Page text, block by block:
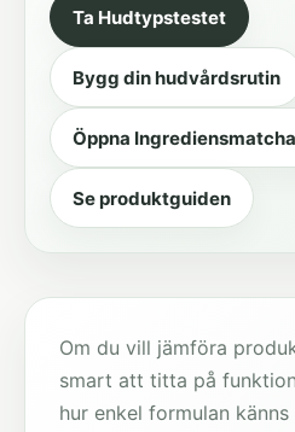
Ta Hudtypstestet
Bygg din hudvårdsrutin
Öppna
Se produktguiden
Om du vill jämföra
smart att titta på
hur enkel formulan